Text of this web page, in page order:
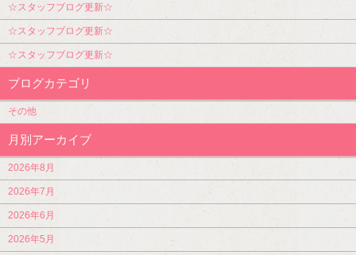
☆スタッフブログ更新☆
☆スタッフブログ更新☆
☆スタッフブログ更新☆
ブログカテゴリ
その他
月別アーカイブ
2026年8月
2026年7月
2026年6月
2026年5月